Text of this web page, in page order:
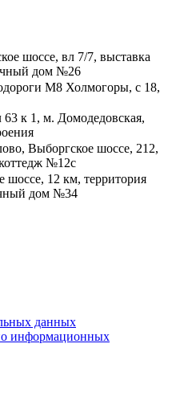
шоссе, вл 7/7, выставка
дом №26
М8 Холмогоры, с 18,
к 1, м. Домодедовская,
Выборгское шоссе, 212,
№12c
шоссе, 12 км, территория
дом №34
данных
информационных